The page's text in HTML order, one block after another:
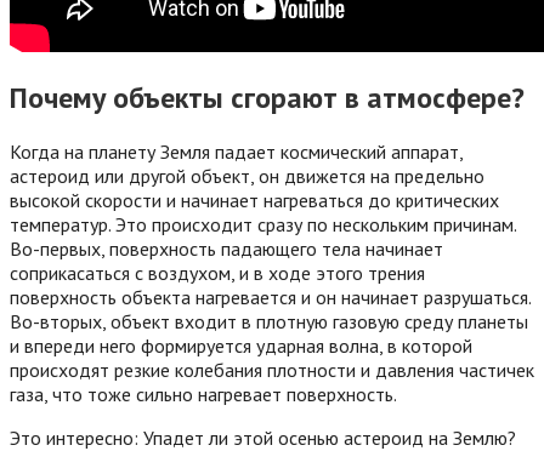
Почему объекты сгорают в атмосфере?
Когда на планету Земля падает космический аппарат,
астероид или другой объект, он движется на предельно
высокой скорости и начинает нагреваться до критических
температур. Это происходит сразу по нескольким причинам.
Во-первых, поверхность падающего тела начинает
соприкасаться с воздухом, и в ходе этого трения
поверхность объекта нагревается и он начинает разрушаться.
Во-вторых, объект входит в плотную газовую среду планеты
и впереди него формируется ударная волна, в которой
происходят резкие колебания плотности и давления частичек
газа, что тоже сильно нагревает поверхность.
Это интересно: Упадет ли этой осенью астероид на Землю?